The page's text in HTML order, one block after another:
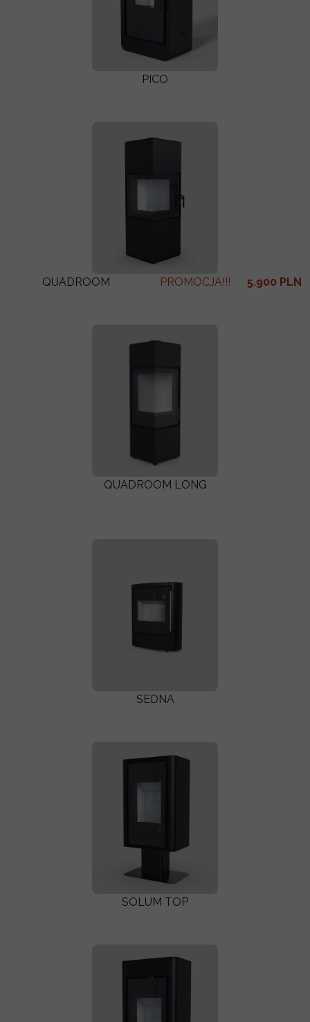
SOLUM TOP
SEDNA
QUADROOM LONG
QUADROOM PROMOCJA!!! 5.900 PLN
PICO